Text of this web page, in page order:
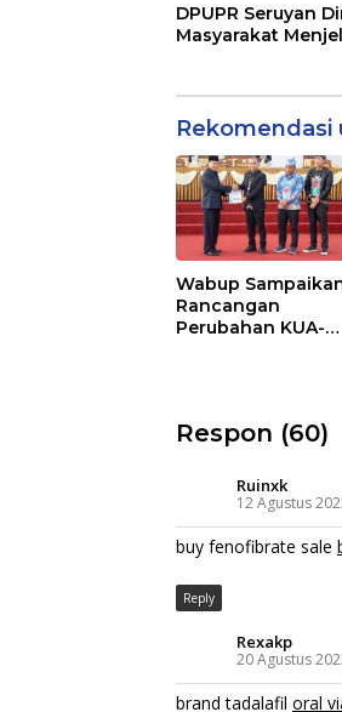
DPUPR Seruyan
Masyarakat
Wabup
Rancangan
Perubahan KUA-
Respon (60)
Ruinxk
12 Agustus
buy fenofibrate sale
Reply
Rexakp
20 Agustus
brand tadalafil oral